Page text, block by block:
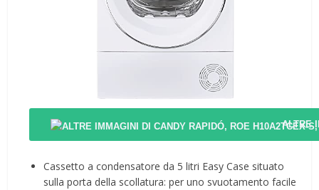
ALTRE
Cassetto a condensatore da 5 litri Easy Case situato
sulla porta della scollatura: per uno svuotamento facile